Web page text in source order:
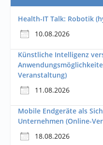
Health-IT Talk: Robotik
10.08.2026
Künstliche Intelligenz
Veranstaltung)
11.08.2026
Mobile Endgeräte als
Unternehmen (Online-
18.08.2026